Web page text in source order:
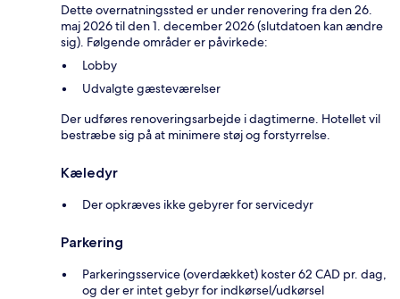
Dette overnatningssted er under renovering fra den 26.
maj 2026 til den 1. december 2026 (slutdatoen kan ændre
sig). Følgende områder er påvirkede:
Lobby
Udvalgte gæsteværelser
Der udføres renoveringsarbejde i dagtimerne. Hotellet vil
bestræbe sig på at minimere støj og forstyrrelse.
Kæledyr
Der opkræves ikke gebyrer for servicedyr
Parkering
Parkeringsservice (overdækket) koster 62 CAD pr. dag,
og der er intet gebyr for indkørsel/udkørsel